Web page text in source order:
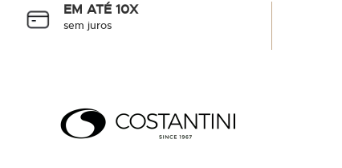
EM ATÉ 10X
sem juros